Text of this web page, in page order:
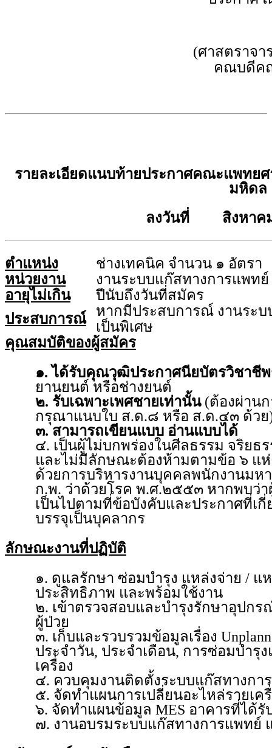
(ศาสตราจ
คณบดีค
รายละเอียดแนบท้ายประกาศคณะแพทย
มหิดล
ลงวันที่ สิงหาคม
ตำแหน่ง
ช่างเทคนิค จำนวน ๑ อัตรา
หน่วยงาน
งานระบบแก๊สทางการแพทย์
อายุไม่เกิน
ปีนับถึงวันที่สมัคร
ประสบการณ์
หากมีประสบการณ์ งานระ
เป็นพิเศษ
คุณสมบัติของผู้สมัคร
๑. ได้รับคุณวุฒิประกาศนียบัตรวิชาชี
ยานยนต์ หรือช่างยนต์
๒. รับเฉพาะเพศชายเท่านั้น(ต้องผ่านก
กรุณาแนบใบ ส.ด.๘ หรือ ส.ด.๔๓ ด้วย
๓. สามารถเขียนแบบ อ่านแบบได้
๔. เป็นผู้ไม่บกพร่องในศีลธรรม จริย
และไม่มีลักษณะต้องห้ามตามข้อ ๖ แ
ด้วยการบริหารงานบุคคลพนักงานม
ก.พ. ว่าด้วยโรค พ.ศ.๒๕๕๓ หากพบว่
เป็นไปตามที่ข้อบังคับและประกาศที่เ
บรรจุเป็นบุคลากร
ลักษณะงานที่ปฏิบัติ
๑. ดูแลรักษา ซ่อมบำรุง แหล่งจ่าย /
ประสิทธิภาพ และพร้อมใช้งาน
๒. เข้าตรวจสอบและบำรุงรักษาอุปก
ผู้ป่วย
๓. เก็บและรวบรวมข้อมูลเรื่อง
ประจำวัน, ประจำเดือน, การซ่อมบำ
เครื่อง
๔. ควบคุมงานติดตั้งระบบแก๊สทางกา
๕. จัดทำแผนการเปลี่ยนอะไหล่รายเ
๖. จัดทำแผนข้อมูล MES อาคารที่ได้รั
๗. งานอบรมระบบแก๊สทางการแพทย์